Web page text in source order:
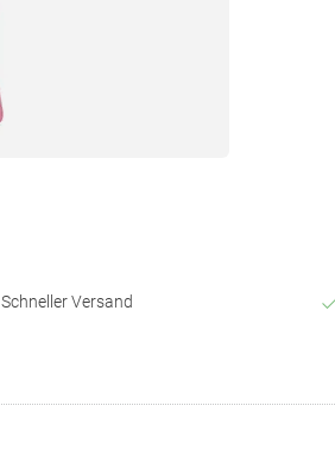
Schneller Versand